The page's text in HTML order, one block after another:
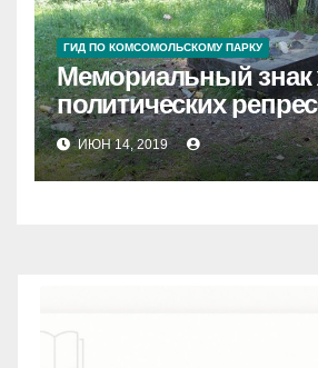
ГИД ПО КОМСОМОЛЬСКОМУ ПАРКУ
Мемориальный знак
политических
ИЮН 14, 2019